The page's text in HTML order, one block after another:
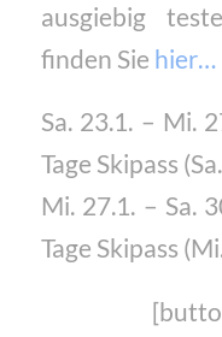
ausgiebig
finden Sie hier…
Sa. 23.1. – Mi.
Tage Skipass
Mi. 27.1. – Sa.
Tage Skipass